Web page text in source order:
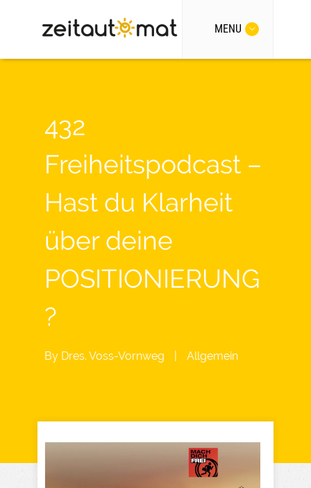
MENU
432
Freiheitspodcast –
Hast du Klarheit
über deine
POSITIONIERUNG
?
By Dres. Voss-Vornweg Allgemein